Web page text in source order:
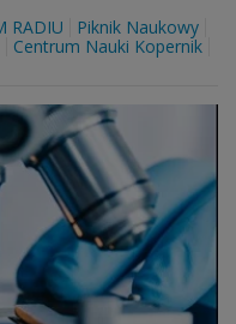
RADIU
Piknik Naukowy
Centrum Nauki Kopernik